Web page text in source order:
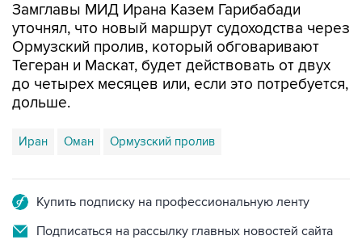
Замглавы МИД Ирана Казем Гарибабади
уточнял, что новый маршрут судоходства через
Ормузский пролив, который обговаривают
Тегеран и Маскат, будет действовать от двух
до четырех месяцев или, если это потребуется,
дольше.
Иран Оман Ормузский пролив
Купить подписку на профессиональную ленту
Подписаться на рассылку главных новостей сайта